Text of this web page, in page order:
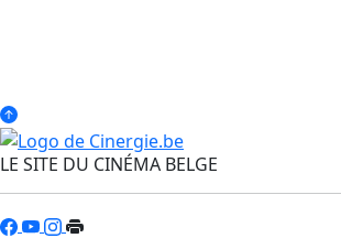
LE SITE DU CINÉMA BELGE